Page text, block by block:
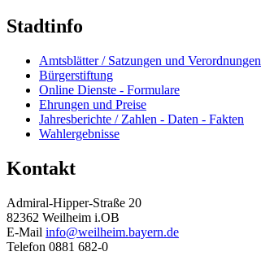
Stadtinfo
Amtsblätter / Satzungen und Verordnungen
Bürgerstiftung
Online Dienste - Formulare
Ehrungen und Preise
Jahresberichte / Zahlen - Daten - Fakten
Wahlergebnisse
Kontakt
Admiral-Hipper-Straße 20
82362 Weilheim i.OB
E-Mail info@weilheim.bayern.de
Telefon 0881 682-0